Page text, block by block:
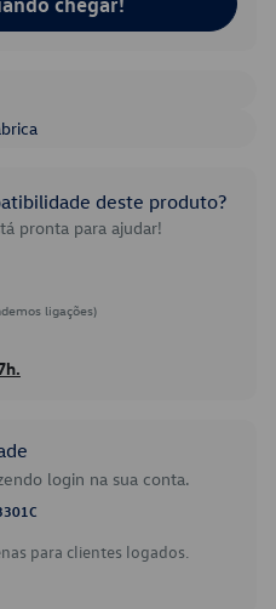
deste produto?
pronta para ajudar!
ligações)
login na sua conta.
para clientes logados.